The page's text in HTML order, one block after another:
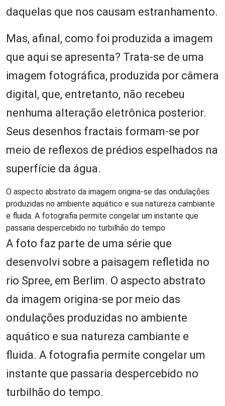
daquelas que nos causam estranhamento.
Mas, afinal, como foi produzida a imagem
que aqui se apresenta? Trata-se de uma
imagem fotográfica, produzida por câmera
digital, que, entretanto, não recebeu
nenhuma alteração eletrônica posterior.
Seus desenhos fractais formam-se por
meio de reflexos de prédios espelhados na
superfície da água.
O aspecto abstrato da imagem origina-se das ondulações
produzidas no ambiente aquático e sua natureza cambiante
e fluida. A fotografia permite congelar um instante que
passaria despercebido no turbilhão do tempo
A foto faz parte de uma série que
desenvolvi sobre a paisagem refletida no
rio Spree, em Berlim. O aspecto abstrato
da imagem origina-se por meio das
ondulações produzidas no ambiente
aquático e sua natureza cambiante e
fluida. A fotografia permite congelar um
instante que passaria despercebido no
turbilhão do tempo.